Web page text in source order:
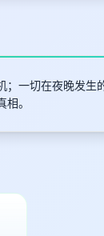
；一切在夜晚发
。